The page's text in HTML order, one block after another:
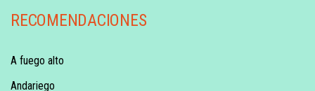
RECOMENDACIONES
A fuego alto
Andariego